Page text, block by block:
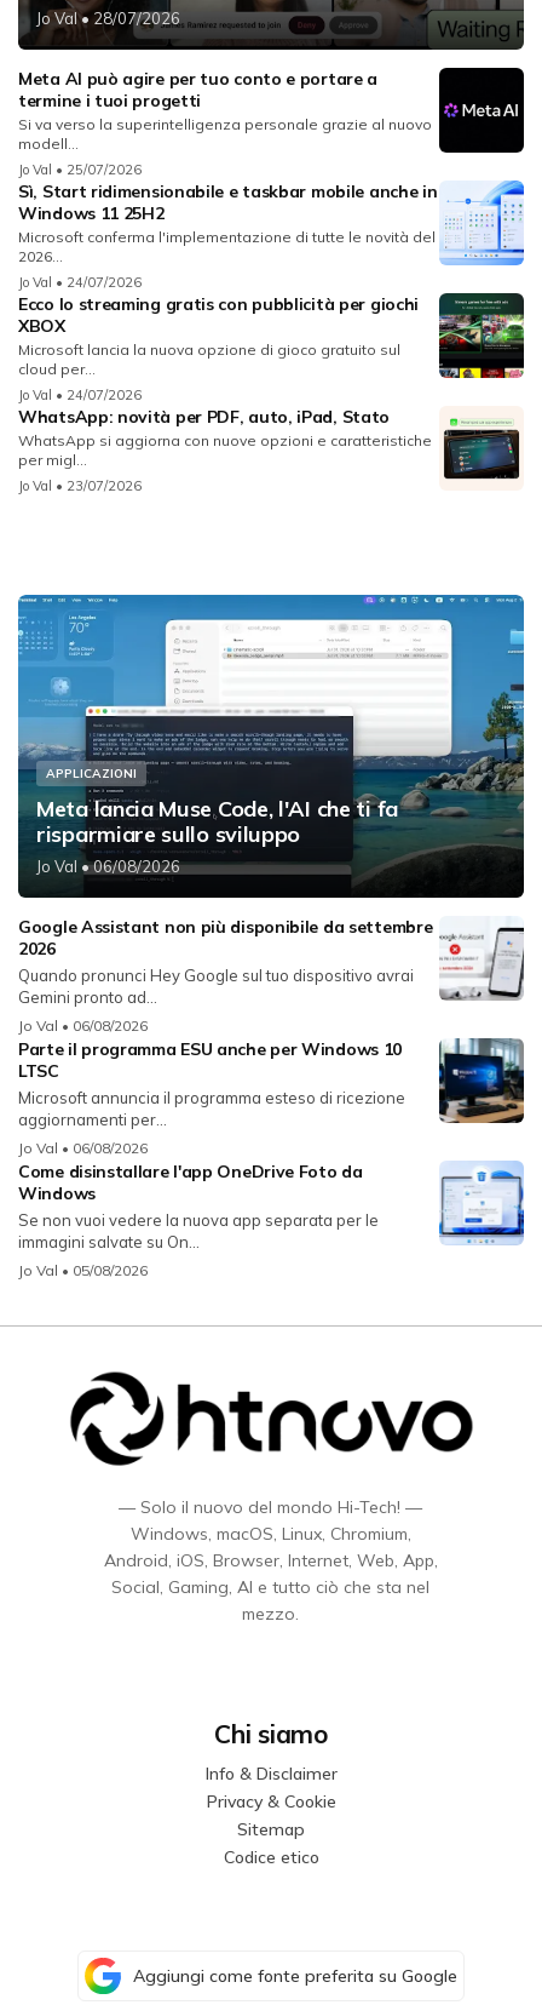
Jo Val• 28/07/2026
Meta AI può agire per tuo conto e portare a
termine i tuoi progetti
Si va verso la superintelligenza personale grazie al nuovo
modell...
Jo Val • 25/07/2026
Sì, Start ridimensionabile e taskbar mobile anche in
Windows 11 25H2
Microsoft conferma l'implementazione di tutte le novità del
2026...
Jo Val • 24/07/2026
Ecco lo streaming gratis con pubblicità per giochi
XBOX
Microsoft lancia la nuova opzione di gioco gratuito sul
cloud per...
Jo Val • 24/07/2026
WhatsApp: novità per PDF, auto, iPad, Stato
WhatsApp si aggiorna con nuove opzioni e caratteristiche
per migl...
Jo Val • 23/07/2026
APPLICAZIONI
Meta lancia Muse Code, l'AI che ti fa
risparmiare sullo sviluppo
Jo Val • 06/08/2026
Google Assistant non più disponibile da settembre
2026
Quando pronunci Hey Google sul tuo dispositivo avrai
Gemini pronto ad...
Jo Val • 06/08/2026
Parte il programma ESU anche per Windows 10
LTSC
Microsoft annuncia il programma esteso di ricezione
aggiornamenti per...
Jo Val • 06/08/2026
Come disinstallare l'app OneDrive Foto da
Windows
Se non vuoi vedere la nuova app separata per le
immagini salvate su On...
Jo Val • 05/08/2026
— Solo il nuovo del mondo Hi-Tech! —
Windows, macOS, Linux, Chromium,
Android, iOS, Browser, Internet, Web, App,
Social, Gaming, AI e tutto ciò che sta nel
mezzo.
Chi siamo
Info & Disclaimer
Privacy & Cookie
Sitemap
Codice etico
Aggiungi come fonte preferita su Google